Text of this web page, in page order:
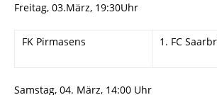
Freitag, 03.März, 19:30Uhr
FK Pirmasens 1. FC
Samstag, 04. März, 14:00 Uhr